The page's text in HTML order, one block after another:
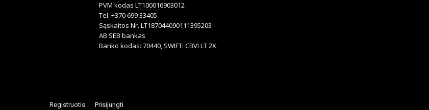
PVM kodas LT100016903012
Tel. +370 699 33405
Sąskaitos Nr. LT187044090111395203
AB SEB bankas
Banko kodas: 70440, SWIFT: CBVI LT 2X.
Registruotis
Prisijungti